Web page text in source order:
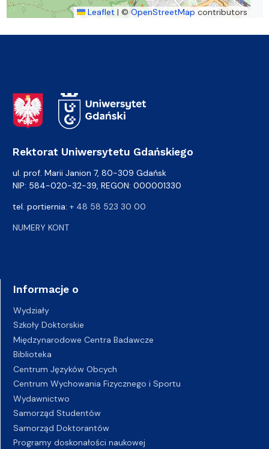
Leaflet | © OpenStreetMapcontributors
Adres Rektoratu
Rektorat Uniwersytetu Gdańskiego
ul. prof. Marii Janion 7, 80-309 Gdańsk
NIP: 584-020-32-39, REGON: 000001330
tel. portiernia: + 48 58 523 30 00
NUMERY KONT
Informacje o
Wydziały
Szkoły Doktorskie
Międzynarodowe Centra Badawcze
Biblioteka
Centrum Języków Obcych
Centrum Wychowania Fizycznego i Sportu
Wydawnictwo
Samorząd Studentów
Samorząd Doktorantów
Programy doskonałości naukowej